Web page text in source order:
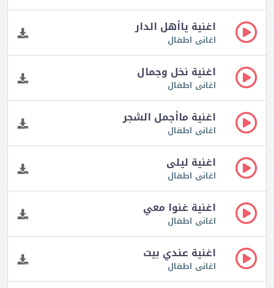
اغنية ياأهل الدار
اغانى اطفال
اغنية نخل وجمال
اغانى اطفال
اغنية ماأجمل الشجر
اغانى اطفال
اغنية ليلى
اغانى اطفال
اغنية غنوا معي
اغانى اطفال
اغنية عندي بيت
اغانى اطفال